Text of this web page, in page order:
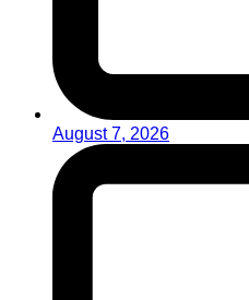
August 7, 2026